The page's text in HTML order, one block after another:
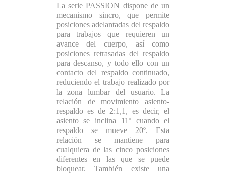
La serie PASSION dispone de un
mecanismo sincro, que permite
posiciones adelantadas del respaldo
para trabajos que requieren un
avance del cuerpo, así como
posiciones retrasadas del respaldo
para descanso, y todo ello con un
contacto del respaldo continuado,
reduciendo el trabajo realizado por
la zona lumbar del usuario. La
relación de movimiento asiento-
respaldo es de 2:1,1, es decir, el
asiento se inclina 11º cuando el
respaldo se mueve 20º. Esta
relación se mantiene para
cualquiera de las cinco posiciones
diferentes en las que se puede
bloquear. También existe una